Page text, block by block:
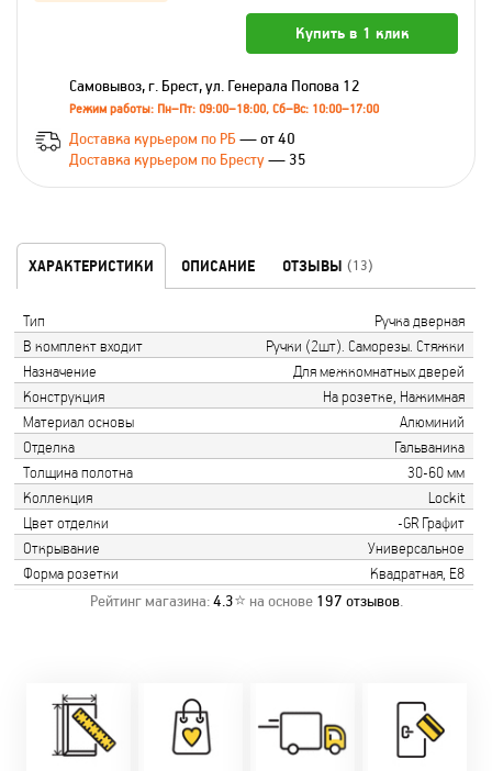
Купить в 1 клик
Самовывоз, г. Брест, ул. Генерала Попова 12
Режим работы: Пн–Пт: 09:00–18:00, Сб–Вс: 10:00–17:00
Доставка курьером по РБ — от 40
Доставка курьером по Бресту— 35
ХАРАКТЕРИСТИКИ ОПИСАНИЕ ОТЗЫВЫ (13)
Тип
Ручка дверная
В комплект входит
Ручки (2шт). Саморезы. Стяжки
Назначение
Для межкомнатных дверей
Конструкция
На розетке, Нажимная
Материал основы
Алюминий
Отделка
Гальваника
Толщина полотна
30-60 мм
Коллекция
Lockit
Цвет отделки
-GR Графит
Открывание
Универсальное
Форма розетки
Квадратная, Е8
Рейтинг магазина:4.3⭐ на основе 197 отзывов.
Замер бесплатно!
Оперативно!
День-в-день или
на следующий!
заказать по
Скидки:
-новоселам - 2%
-многодетным -
2%
фурнитуры.
Качественный
монтаж дверей,
окон и мебели.
Микс
2-36 мес
Магнит-5 мес.